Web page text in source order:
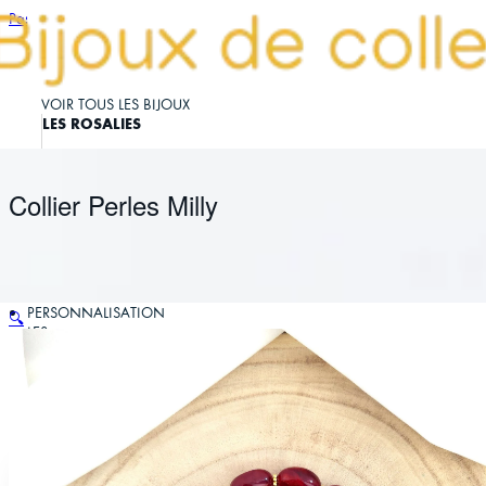
Passer au contenu principal
VOIR TOUS LES BIJOUX
LES ROSALIES
PERSONNALISATION
LES
Collier Perles Milly
🔍